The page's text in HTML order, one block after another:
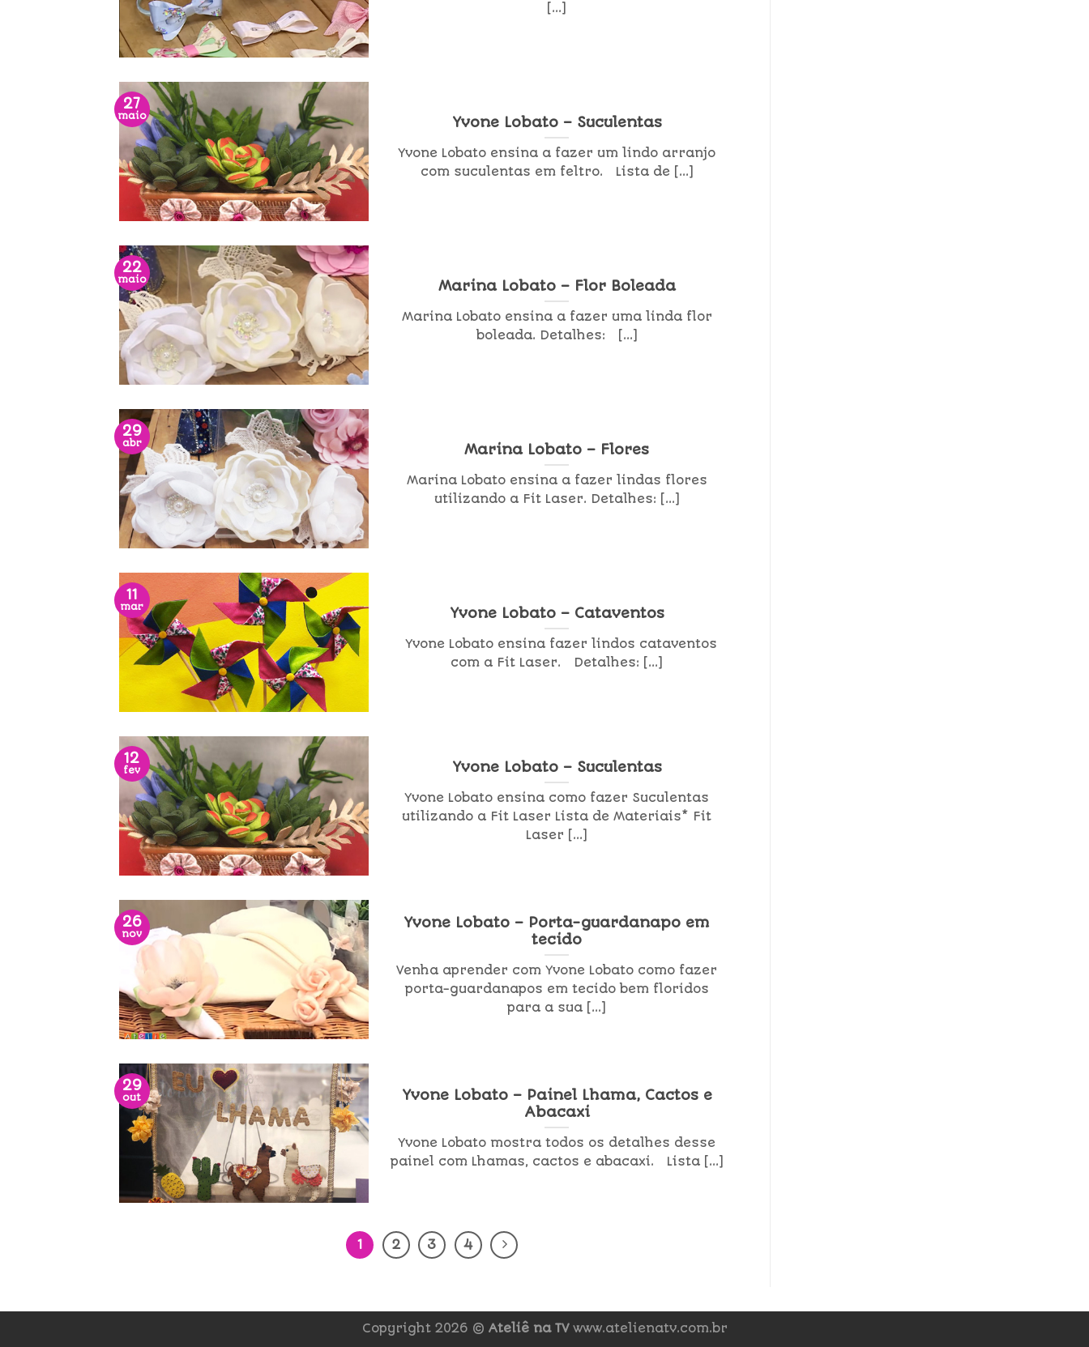
[...]
Yvone Lobato – Suculentas
Yvone Lobato ensina a fazer um lindo arranjo
com suculentas em feltro. Lista de [...]
27
maio
Marina Lobato – Flor Boleada
Marina Lobato ensina a fazer uma linda flor
boleada. Detalhes: [...]
22
maio
Marina Lobato – Flores
Marina Lobato ensina a fazer lindas flores
utilizando a Fit Laser. Detalhes: [...]
29
abr
Yvone Lobato – Cataventos
Yvone Lobato ensina fazer lindos cataventos
com a Fit Laser. Detalhes: [...]
11
mar
Yvone Lobato – Suculentas
Yvone Lobato ensina como fazer Suculentas
utilizando a Fit Laser Lista de Materiais* Fit
Laser [...]
12
fev
Yvone Lobato – Porta-guardanapo em
tecido
Venha aprender com Yvone Lobato como fazer
porta-guardanapos em tecido bem floridos
para a sua [...]
26
nov
Yvone Lobato – Painel Lhama, Cactos e
Abacaxi
Yvone Lobato mostra todos os detalhes desse
painel com Lhamas, cactos e abacaxi. Lista [...]
29
out
1 2 3 4
Copyright 2026 © Ateliê na TVwww.atelienatv.com.br